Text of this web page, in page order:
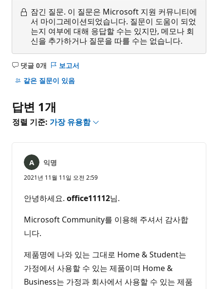
잠긴 질문. 이 질문은 Microsoft 지원 커뮤니티에
서 마이그레이션되었습니다. 질문이 도움이 되었
는지 여부에 대해 응답할 수는 있지만, 메모나 회
신을 추가하거나 질문을 따를 수는 없습니다.
댓글 0개
설
명
음
보고서
같은 질문이 있음
답변 1개
정렬 기준: 가장 유용함
익명
2021년 11월 11일 오전 2:59
안녕하세요. office11112님.
Microsoft Community를 이용해 주셔서 감사합
니다.
제품명에 나와 있는 그대로 Home & Student는
가정에서 사용할 수 있는 제품이며 Home &
Business는 가정과 회사에서 사용할 수 있는 제품